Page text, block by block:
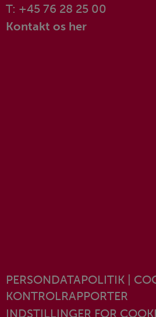
T: +45 76 28 25 00
Kontakt os her
PERSONDATAPOLITIK
KONTROLRAPPORTER
INDSTILLINGER FOR